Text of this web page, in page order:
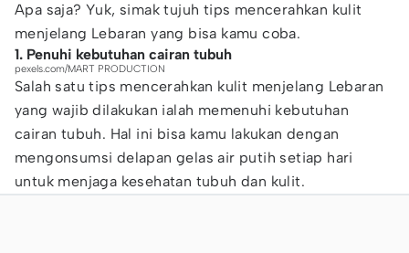
Apa saja? Yuk, simak tujuh tips mencerahkan kulit
menjelang Lebaran yang bisa kamu coba.
1. Penuhi kebutuhan cairan tubuh
pexels.com/MART PRODUCTION
Salah satu tips mencerahkan kulit menjelang Lebaran
yang wajib dilakukan ialah memenuhi kebutuhan
cairan tubuh. Hal ini bisa kamu lakukan dengan
mengonsumsi delapan gelas air putih setiap hari
untuk menjaga kesehatan tubuh dan kulit.